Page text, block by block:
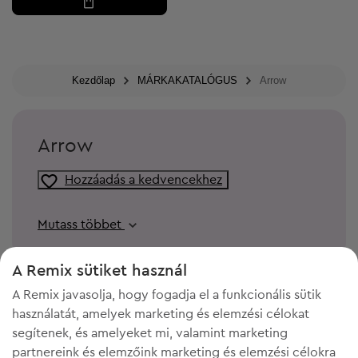
Kezdőlap MÁRKAKATALÓGUS Arrow
Arrow
Hozzáadás a kedvencekhez
Mutass többet
A Remix sütiket használ
A Remix javasolja, hogy fogadja el a funkcionális sütik
használatát, amelyek marketing és elemzési célokat
segítenek, és amelyeket mi, valamint marketing
partnereink és elemzőink marketing és elemzési célokra